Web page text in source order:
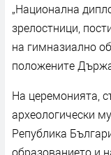
„Национална
зрелостници,
на гимназиално
положените
На церемонията,
археологически
Република
образованието и